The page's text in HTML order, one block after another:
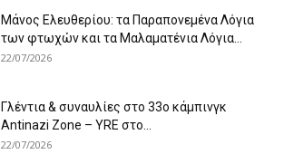
Μάνος Ελευθερίου: τα Παραπονεμένα Λόγια
των φτωχών και τα Μαλαματένια Λόγια...
22/07/2026
Γλέντια & συναυλίες στο 33ο κάμπινγκ
Antinazi Zone – YRE στο...
22/07/2026